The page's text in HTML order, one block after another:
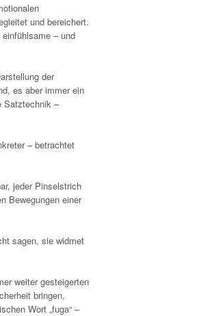
und bereichert.
– und
der
es aber immer ein
Satztechnik –
– betrachtet
jeder Pinselstrich
Bewegungen einer
sagen, sie widmet
weiter gesteigerten
bringen,
Wort „fuga“ –